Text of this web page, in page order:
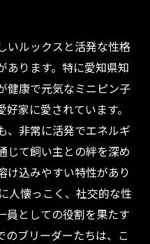
いルックスと活発な性格
あります。特に愛知県知
健康で元気なミニピン子
家に愛されています。
、非常に活発でエネルギ
じて飼い主との絆を深め
け込みやすい特性があり
人懐っこく、社交的な性
員としての役割を果たす
のブリーダーたちは、こ